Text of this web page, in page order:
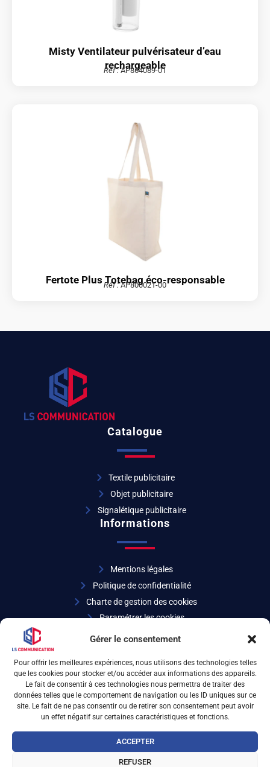
Gérer le consentement
Pour offrir les meilleures expériences, nous utilisons des technologies telles
que les cookies pour stocker et/ou accéder aux informations des appareils.
Le fait de consentir à ces technologies nous permettra de traiter des
données telles que le comportement de navigation ou les ID uniques sur ce
site. Le fait de ne pas consentir ou de retirer son consentement peut avoir
un effet négatif sur certaines caractéristiques et fonctions.
ACCEPTER
REFUSER
Misty Ventilateur pulvérisateur d’eau
rechargeable
Réf :AP864089-01
Fertote Plus Totebag éco-responsable
Réf :AP800021-00
Catalogue
Textile publicitaire
Objet publicitaire
Signalétique publicitaire
Informations
Mentions légales
Politique de confidentialité
Charte de gestion des cookies
Paramétrer les cookies
04 72 32 27 07
6 rue d’Arsonval 69680 Chassieu
LS Communication © 2026 - Design & SEO